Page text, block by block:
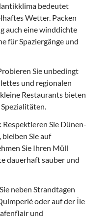
bedeutet
Wetter. Packen
auch eine winddichte
für Spaziergänge und
Sie unbedingt
und regionalen
Restaurants bieten
Respektieren Sie Dünen-
Sie auf
Sie Ihren Müll
dauerhaft sauber und
neben Strandtagen
oder auf der Île
und